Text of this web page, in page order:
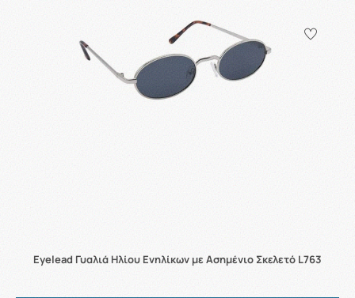
Eyelead Γυαλιά Ηλίου Ενηλίκων με Ασημένιο Σκελετό L763